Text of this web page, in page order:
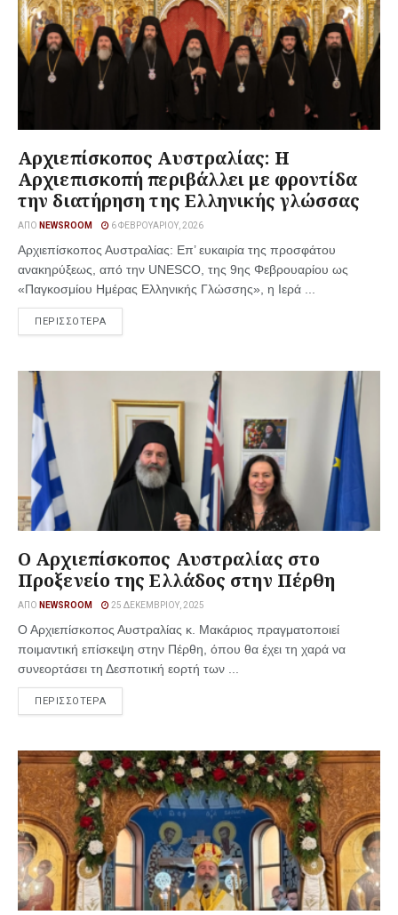
Αρχιεπίσκοπος Αυστραλίας: Η
Αρχιεπισκοπή περιβάλλει με φροντίδα
την διατήρηση της Ελληνικής γλώσσας
ΑΠΌ NEWSROOM 6 ΦΕΒΡΟΥΑΡΊΟΥ, 2026
Αρχιεπίσκοπος Αυστραλίας: Επ’ ευκαιρία της προσφάτου
ανακηρύξεως, από την UNESCO, της 9ης Φεβρουαρίου ως
«Παγκοσμίου Ημέρας Ελληνικής Γλώσσης», η Ιερά ...
ΠΕΡΙΣΣΟΤΕΡΑ
Ο Αρχιεπίσκοπος Αυστραλίας στο
Προξενείο της Ελλάδος στην Πέρθη
ΑΠΌ NEWSROOM 25 ΔΕΚΕΜΒΡΊΟΥ, 2025
Ο Αρχιεπίσκοπος Αυστραλίας κ. Μακάριος πραγματοποιεί
ποιμαντική επίσκεψη στην Πέρθη, όπου θα έχει τη χαρά να
συνεορτάσει τη Δεσποτική εορτή των ...
ΠΕΡΙΣΣΟΤΕΡΑ